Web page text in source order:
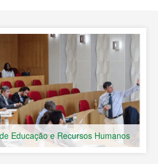
Educação e Recursos Humanos